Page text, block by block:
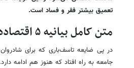
تعمیق بیشتر فقر و فساد است.
متن کامل بیانیه ۵ اقتصاددان
در پی ضایعه تاسف‌باری که برای
جامعه به راه افتاد که هنوز هم ادامه دارد.